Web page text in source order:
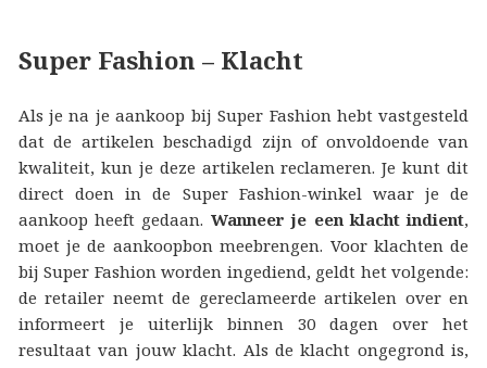
Super Fashion – Klacht
Als je na je aankoop bij Super Fashion hebt vastgesteld
dat de artikelen beschadigd zijn of onvoldoende van
kwaliteit, kun je deze artikelen reclameren. Je kunt dit
direct doen in de Super Fashion-winkel waar je de
aankoop heeft gedaan. Wanneer je een klacht indient,
moet je de aankoopbon meebrengen. Voor klachten de
bij Super Fashion worden ingediend, geldt het volgende:
de retailer neemt de gereclameerde artikelen over en
informeert je uiterlijk binnen 30 dagen over het
resultaat van jouw klacht. Als de klacht ongegrond is,